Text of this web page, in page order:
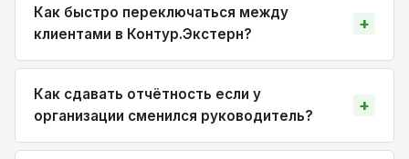
Как быстро переключаться между
клиентами в Контур.Экстерн?
Как сдавать отчётность если у
организации сменился руководитель?